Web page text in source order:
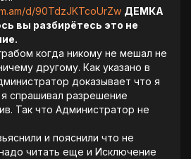
d/90TdzJKTcoUrZw ДЕМКА
вы разбирётесь это не
когда никому не мешал не
другому. Как указано в
доказывает что я
спрашивал разрешение
Так что Администратор не
и пояснили что не
читать еще и Исключение